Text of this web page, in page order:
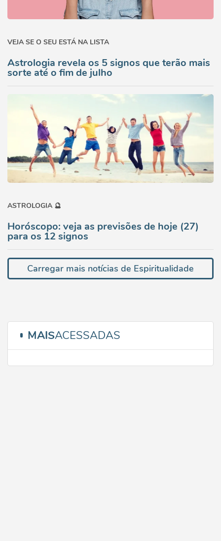
VEJA SE O SEU ESTÁ NA LISTA
Astrologia revela os 5 signos que terão mais
sorte até o fim de julho
ASTROLOGIA 🔮
Horóscopo: veja as previsões de hoje (27)
para os 12 signos
Carregar mais notícias de Espiritualidade
MAISACESSADAS